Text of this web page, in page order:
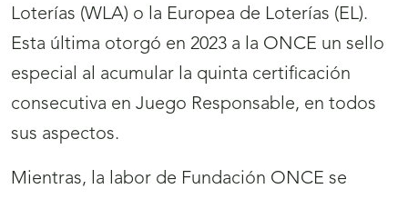
Loterías (WLA) o la Europea de Loterías (EL).
Esta última otorgó en 2023 a la ONCE un sello
especial al acumular la quinta certificación
consecutiva en Juego Responsable, en todos
sus aspectos.
Mientras, la labor de Fundación ONCE se